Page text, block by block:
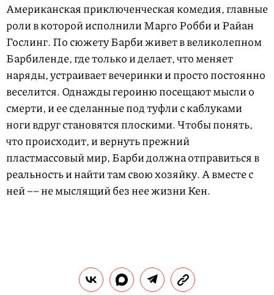
Американская приключенческая комедия, главные
роли в которой исполнили Марго Робби и Райан
Гослинг. По сюжету Барби живет в великолепном
Барбиленде, где только и делает, что меняет
наряды, устраивает вечеринки и просто постоянно
веселится. Однажды героиню посещают мысли о
смерти, и ее сделанные под туфли с каблуками
ноги вдруг становятся плоскими. Чтобы понять,
что происходит, и вернуть прежний
пластмассовый мир, Барби должна отправиться в
реальность и найти там свою хозяйку. А вместе с
ней –– не мыслящий без нее жизни Кен.
Поделиться